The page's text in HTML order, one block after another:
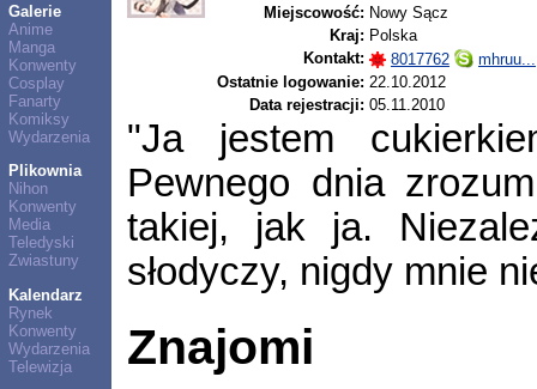
Galerie
Anime
Manga
Konwenty
Cosplay
Fanarty
Komiksy
Wydarzenia
Plikownia
Nihon
Konwenty
Media
Teledyski
Zwiastuny
Kalendarz
Rynek
Konwenty
Wydarzenia
Telewizja
Miejscowość: Nowy Sącz
Kraj: Polska
Kontakt:
8017762
mhruu...
Ostatnie logowanie: 22.10.2012
Data rejestracji: 05.11.2010
"Ja jestem
Pewnego dnia
takiej, jak ja.
słodyczy, nigdy mnie
Znajomi